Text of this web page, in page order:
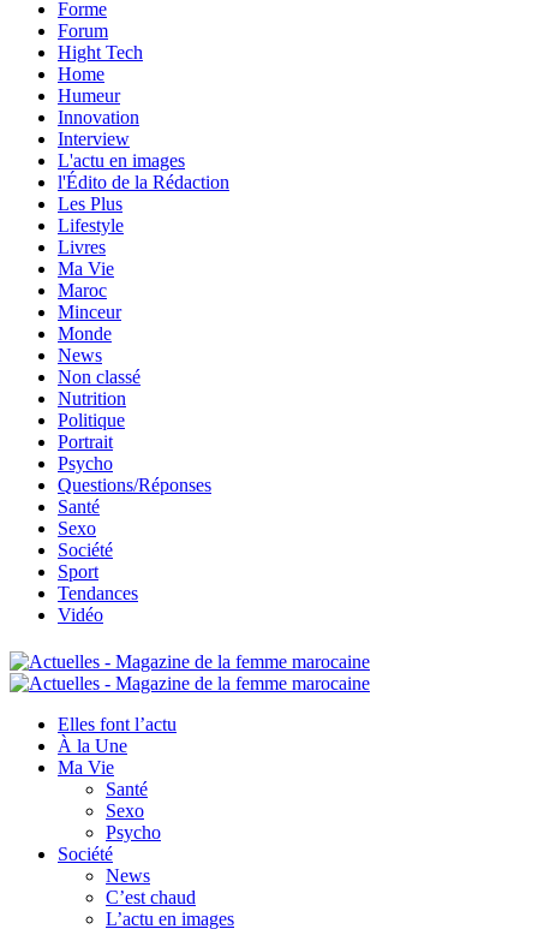
Forme
Forum
Hight Tech
Home
Humeur
Innovation
Interview
L'actu en images
l'Édito de la Rédaction
Les Plus
Lifestyle
Livres
Ma Vie
Maroc
Minceur
Monde
News
Non classé
Nutrition
Politique
Portrait
Psycho
Questions/Réponses
Santé
Sexo
Société
Sport
Tendances
Vidéo
Elles font l’actu
À la Une
Ma Vie
Santé
Sexo
Psycho
Société
News
C’est chaud
L’actu en images